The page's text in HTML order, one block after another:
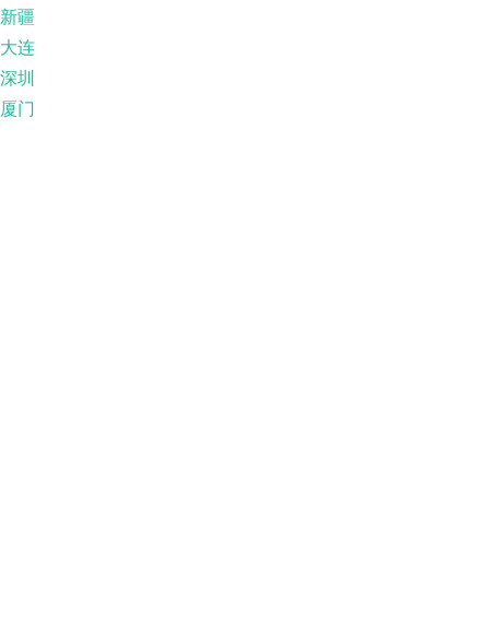
新疆
大连
深圳
厦门